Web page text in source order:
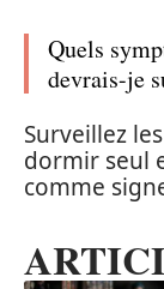
Quels
devrais-je
Surveillez
dormir seul
comme